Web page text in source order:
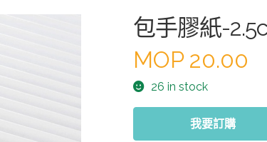
包手膠紙-
MOP 20.00
26 in stock
我要訂購